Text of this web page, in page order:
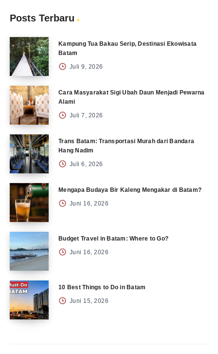
Posts Terbaru
Kampung Tua Bakau Serip, Destinasi Ekowisata
Batam
Juli 9, 2026
Cara Masyarakat Sigi Ubah Daun Menjadi Pewarna
Alami
Juli 7, 2026
Trans Batam: Transportasi Murah dari Bandara
Hang Nadim
Juli 6, 2026
Mengapa Budaya Bir Kaleng Mengakar di Batam?
Juni 16, 2026
Budget Travel in Batam: Where to Go?
Juni 16, 2026
10 Best Things to Do in Batam
Juni 15, 2026